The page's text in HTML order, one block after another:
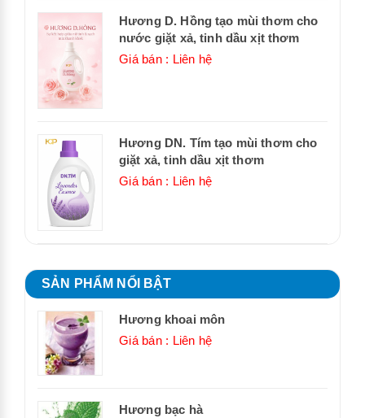
Hương D. Hồng tạo mùi thơm cho
nước giặt xả, tinh dầu xịt thơm
Giá bán : Liên hệ
Hương DN. Tím tạo mùi thơm cho
giặt xả, tinh dầu xịt thơm
Giá bán : Liên hệ
SẢN PHẨM NỔI BẬT
Hương khoai môn
Giá bán : Liên hệ
Hương bạc hà